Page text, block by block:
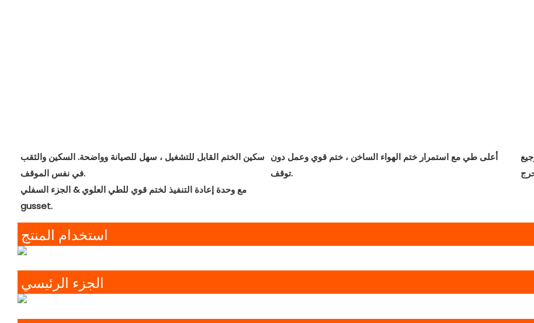
سكين الختم القابل للتشغيل ، سهل للصيانة وواضحة. السكين والثقب
في نفس الموقف.
مع وحدة إعادة التنفيذ لختم قوي للطي العلوي & الجزء السفلي
gusset.
أعلى طي مع استمرار ختم الهواء الساخن ، ختم قوي وعمل دون
توقف.
استخدام المنتج
الجزء الرئيسي